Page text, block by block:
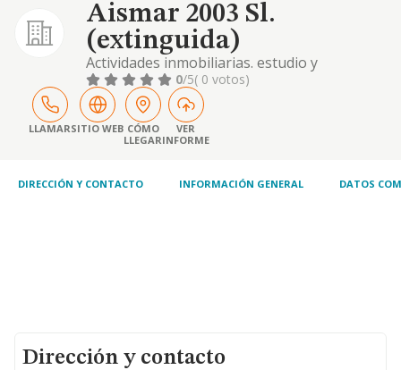
Aismar 2003 Sl.
(extinguida)
Actividades inmobiliarias. estudio y
promocion de inversiones inmobiliarias y
mobiliarias, estudios tecnicos y economicos
0/5( 0 votos)
LLAMARSITIO WEB CÓMO
LLEGAR
VER
INFORME
DIRECCIÓN Y CONTACTO INFORMACIÓN GENERAL DATOS
Dirección y contacto